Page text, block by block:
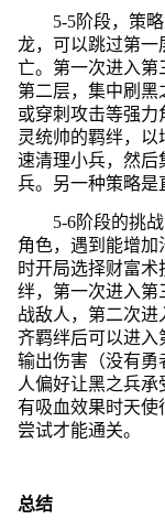
5-5阶段，策
龙，可以跳过第一
亡。第一次进入第
第二层，集中刷
或穿刺攻击等强
灵统帅的羁绊，
速清理小兵，然后
兵。另一种策略是
5-6阶段的挑
角色，遇到能增加
时开局选择财富
绊，第一次进入第
战敌人，第二次
齐羁绊后可以进入
输出伤害（没有勇
人偏好让黑之兵
有吸血效果时天使
尝试才能通关。
总结